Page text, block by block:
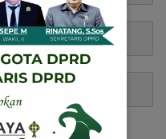
web saya pada